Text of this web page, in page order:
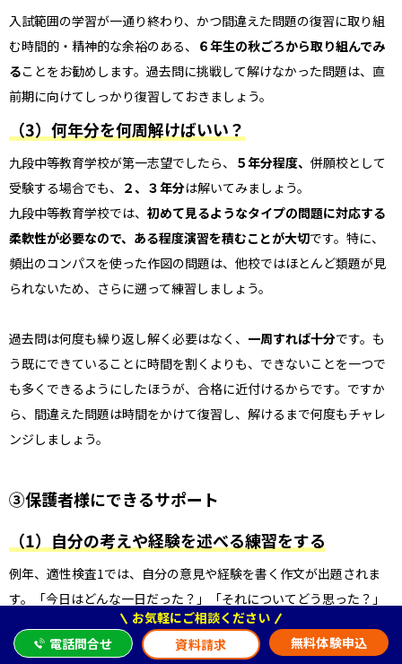
入試範囲の学習が一通り終わり、かつ間違えた問題の復習に取り組
む時間的・精神的な余裕のある、
６年生の秋ごろから取り組んでみ
ることをお勧めします。過去問に挑戦して解けなかった問題は、直
前期に向けてしっかり復習しておきましょう。
（3） 何年分を何周解けばいい？
九段中等教育学校が第一志望でしたら、 ５年分程度、 併願校として
受験する場合でも、
２、３年分は解いてみましょう。
九段中等教育学校では、 初めて見るようなタイプの問題に対応する
柔軟性が必要なので、ある程度演習を積むことが大切です。特に、
頻出のコンパスを使った作図の問題は、他校ではほとんど類題が見
られないため、さらに遡って練習しましょう。
過去問は何度も繰り返し解く必要はなく、 一周すれば十分です。も
う既にできていることに時間を割くよりも、できないことを一つで
も多くできるようにしたほうが、合格に近付けるからです。ですか
ら、間違えた問題は時間をかけて復習し、解けるまで何度もチャレ
ンジしましょう。
③保護者様にできるサポート
（1） 自分の考えや経験を述べる練習をする
例年、適性検査1では、自分の意見や経験を書く作文が出題されま
す。「今日はどんな一日だった？」「それについてどう思った？」
など、家庭内の会話の中で、思考や経験の言語化を促しましょう
また、気持ちを言葉にすることがストレスの溜まりやすい受験生生
お気軽にご相談ください
電話問合せ
資料請求 無料体験申込